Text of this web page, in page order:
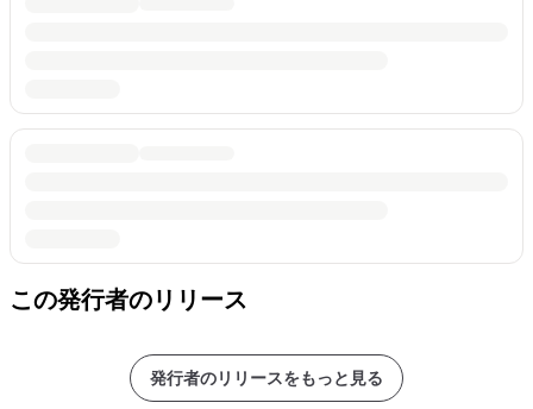
この発行者のリリース
発行者のリリースをもっと見る